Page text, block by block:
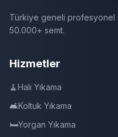
Türkiye geneli profesyonel
50.000+ semt.
Hizmetler
🧹Halı Yıkama
🛋️Koltuk Yıkama
🛏️Yorgan Yıkama